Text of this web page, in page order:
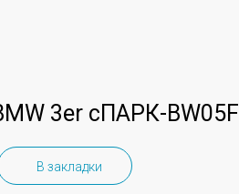
3er сПАРК-BW05F
В закладки